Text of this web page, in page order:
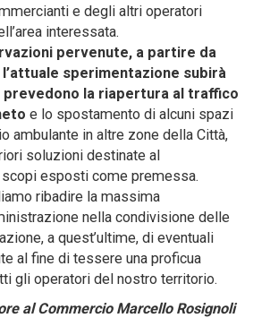
e degli altri operatori
interessata.
pervenute, a partire da
sperimentazione subirà
prevedono la riapertura al traffico
e lo spostamento di alcuni spazi
ambulante in altre zone della Città,
soluzioni destinate al
esposti come premessa.
ribadire la massima
nella condivisione delle
a quest’ultime, di eventuali
al fine di tessere una proficua
gli operatori del nostro territorio.
al Commercio Marcello Rosignoli